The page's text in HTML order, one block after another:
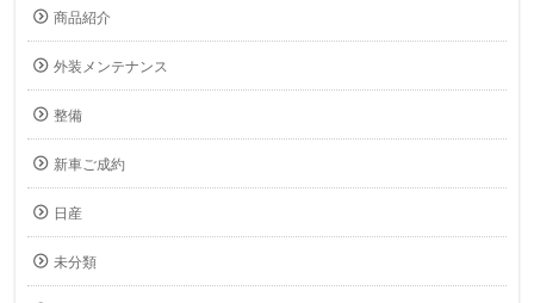
商品紹介
外装メンテナンス
整備
新車ご成約
日産
未分類